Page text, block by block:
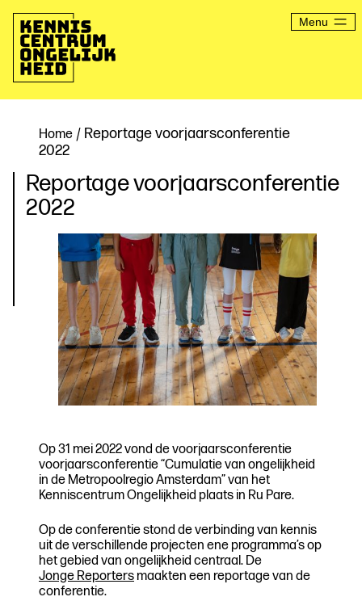
naar
inhoud
Menu
Home / Reportage voorjaarsconferentie
2022
Reportage voorjaarsconferentie
2022
Op 31 mei 2022 vond de voorjaarsconferentie
voorjaarsconferentie “Cumulatie van ongelijkheid
in de Metropoolregio Amsterdam” van het
Kenniscentrum Ongelijkheid plaats in Ru Pare.
Op de conferentie stond de verbinding van kennis
uit de verschillende projecten ene programma’s op
het gebied van ongelijkheid centraal. De
Jonge Reporters maakten een reportage van de
conferentie.